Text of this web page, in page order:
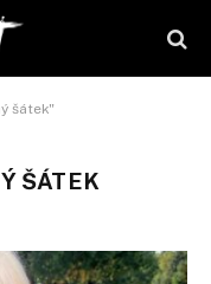
šátek"
ŠÁTEK